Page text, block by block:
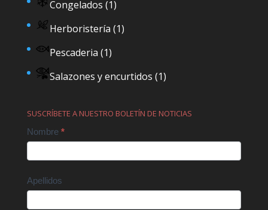
Congelados (1)
Herboristería (1)
Pescaderia (1)
Salazones y encurtidos (1)
SUSCRÍBETE A NUESTRO BOLETÍN DE NOTICIAS
Contact
Nombre *
Apellidos